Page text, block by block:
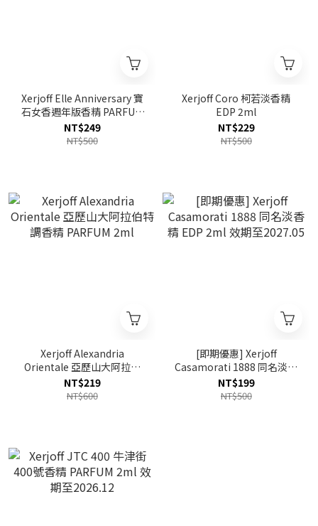
Xerjoff Elle Anniversary 寶
石女香週年版香精 PARFUM
2ml
NT$249
NT$500
Xerjoff Coro 柯若淡香精
EDP 2ml
NT$229
NT$500
Xerjoff Alexandria
Orientale 亞歷山大阿拉伯
特調香精 PARFUM 2ml
NT$219
NT$600
[即期優惠] Xerjoff
Casamorati 1888 同名淡香
精 EDP 2ml 效期至2027.05
NT$199
NT$500